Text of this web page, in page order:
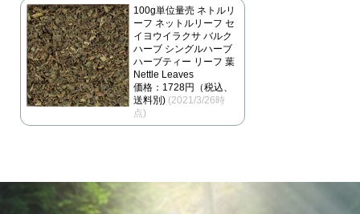
100g単位量売 ネトルリ
ーフ ネットルリーフ セ
イヨウイラクサ バルク
ハーブ シングルハーブ
ハーブティー リーフ 葉
Nettle Leaves
価格：1728円（税込、
送料別) (2021/3/26時
点)